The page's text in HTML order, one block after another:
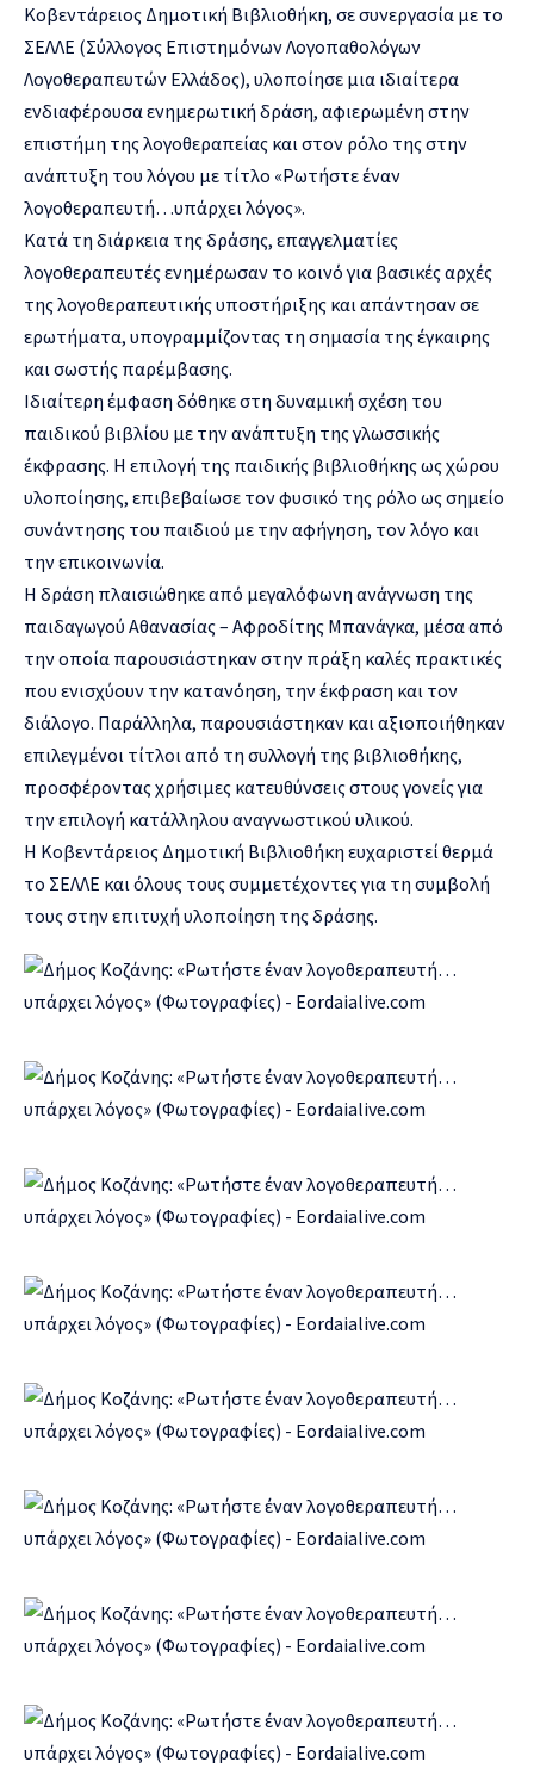
Κοβεντάρειος Δημοτική Βιβλιοθήκη, σε συνεργασία με το
ΣΕΛΛΕ (Σύλλογος Επιστημόνων Λογοπαθολόγων
Λογοθεραπευτών Ελλάδος), υλοποίησε μια ιδιαίτερα
ενδιαφέρουσα ενημερωτική δράση, αφιερωμένη στην
επιστήμη της λογοθεραπείας και στον ρόλο της στην
ανάπτυξη του λόγου με τίτλο «Ρωτήστε έναν
λογοθεραπευτή…υπάρχει λόγος».
Κατά τη διάρκεια της δράσης, επαγγελματίες
λογοθεραπευτές ενημέρωσαν το κοινό για βασικές αρχές
της λογοθεραπευτικής υποστήριξης και απάντησαν σε
ερωτήματα, υπογραμμίζοντας τη σημασία της έγκαιρης
και σωστής παρέμβασης.
Ιδιαίτερη έμφαση δόθηκε στη δυναμική σχέση του
παιδικού βιβλίου με την ανάπτυξη της γλωσσικής
έκφρασης. Η επιλογή της παιδικής βιβλιοθήκης ως χώρου
υλοποίησης, επιβεβαίωσε τον φυσικό της ρόλο ως σημείο
συνάντησης του παιδιού με την αφήγηση, τον λόγο και
την επικοινωνία.
Η δράση πλαισιώθηκε από μεγαλόφωνη ανάγνωση της
παιδαγωγού Αθανασίας – Αφροδίτης Μπανάγκα, μέσα από
την οποία παρουσιάστηκαν στην πράξη καλές πρακτικές
που ενισχύουν την κατανόηση, την έκφραση και τον
διάλογο. Παράλληλα, παρουσιάστηκαν και αξιοποιήθηκαν
επιλεγμένοι τίτλοι από τη συλλογή της βιβλιοθήκης,
προσφέροντας χρήσιμες κατευθύνσεις στους γονείς για
την επιλογή κατάλληλου αναγνωστικού υλικού.
Η Κοβεντάρειος Δημοτική Βιβλιοθήκη ευχαριστεί θερμά
το ΣΕΛΛΕ και όλους τους συμμετέχοντες για τη συμβολή
τους στην επιτυχή υλοποίηση της δράσης.